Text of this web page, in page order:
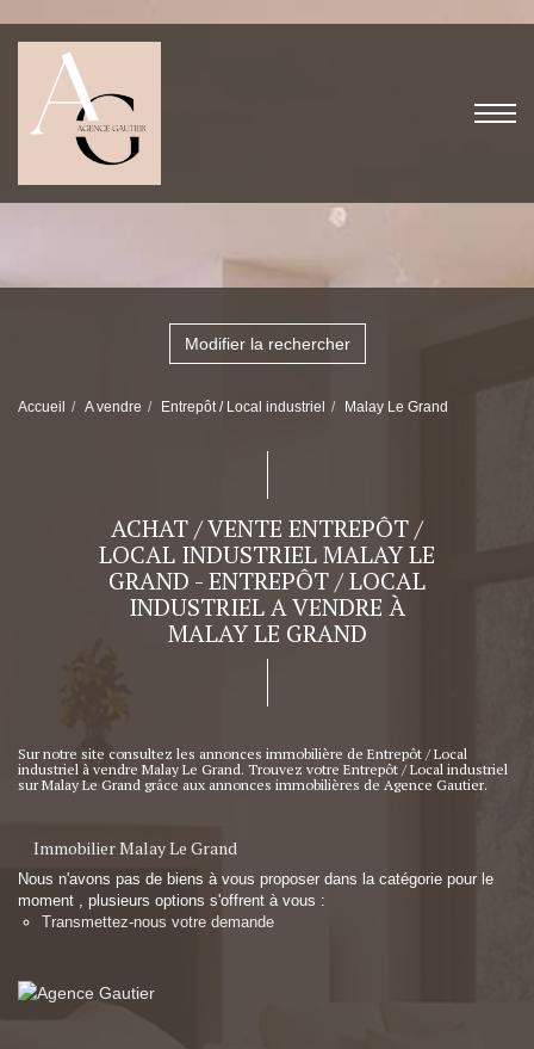
Modifier la rechercher
Accueil A vendre Entrepôt / Local industriel Malay Le Grand
ACHAT / VENTE ENTREPÔT /
LOCAL INDUSTRIEL MALAY LE
GRAND - ENTREPÔT / LOCAL
INDUSTRIEL A VENDRE À
MALAY LE GRAND
Sur notre site consultez les annonces immobilière de Entrepôt / Local
industriel à vendre Malay Le Grand. Trouvez votre Entrepôt / Local industriel
sur Malay Le Grand grâce aux annonces immobilières de Agence Gautier.
Immobilier Malay Le Grand
Nous n'avons pas de biens à vous proposer dans la catégorie pour le
moment , plusieurs options s'offrent à vous :
Transmettez-nous votre demande